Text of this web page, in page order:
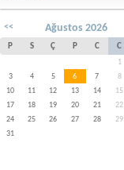
<< Ağustos 2026
P S Ç P C C
1
3
4 5 6 7 8
10
11 12 13 14 15
17
18 19 20 21 22
24
25 26 27 28 29
31